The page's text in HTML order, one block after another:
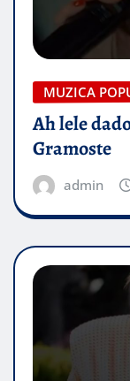
MUZICA
Ah lele
Gramoste
admin